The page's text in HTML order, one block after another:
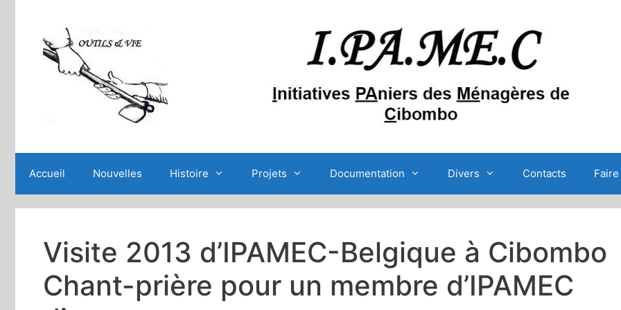
contenu
Accueil Nouvelles Histoire Projets Documentation Divers Contacts
Visite 2013 d’IPAMEC-Belgique à Cibombo
Chant-prière pour un membre d’IPAMEC